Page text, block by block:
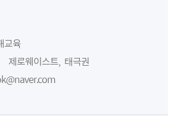
교육
제로웨이스트, 태극권